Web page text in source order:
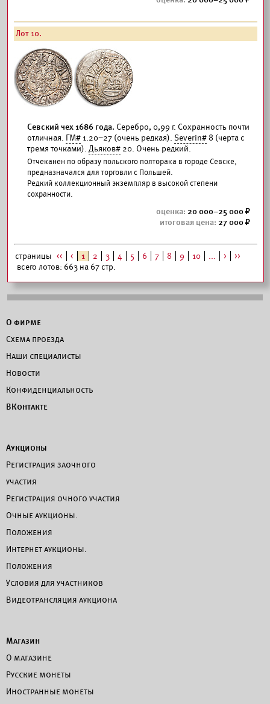
Лот 10.
Севский чех 1686 года. Серебро, 0,99 г. Сохранность почти
отличная. ГМ# 1.20–27 (очень редкая). Severin# 8 (черта с
тремя точками). Дьяков# 20. Очень редкий.
Отчеканен по образу польского полторака в городе Севске,
предназначался для торговли с Польшей.
Редкий коллекционный экземпляр в высокой степени
сохранности.
20 000–25 000
27 000
страницы << < 1 2 3 4 5 6 7 8 9 10 ... >
>>
всего лотов: 663 на 67 стр.
О фирме
Схема проезда
Наши специалисты
Новости
Конфиденциальность
ВКонтакте
Аукционы
Регистрация заочного
участия
Регистрация очного участия
Очные аукционы.
Положения
Интернет аукционы.
Положения
Условия для участников
Видеотрансляция аукциона
Магазин
О магазине
Русские монеты
Иностранные монеты